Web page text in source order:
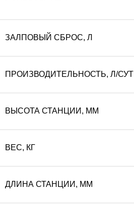
ЗАЛПОВЫЙ СБРОС, Л
ПРОИЗВОДИТЕЛЬНОСТЬ, Л/СУТ
ВЫСОТА СТАНЦИИ, ММ
ВЕС, КГ
ДЛИНА СТАНЦИИ, ММ